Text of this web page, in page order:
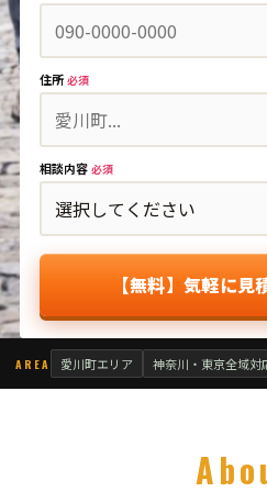
住所 必須
相談内容 必須
【無料】気軽に見
AREA 愛川町エリア 神奈川・東京全域対